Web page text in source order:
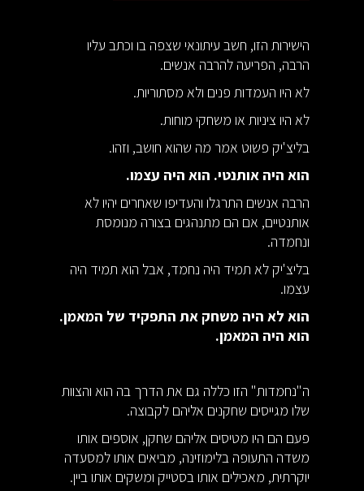
הישירות הזו, חשב עיתונאי שצפה בו וכתב עליו
הרבה, הפריעה להרבה אנשים.
לא היו העמדות פנים ולא מסתוריות.
לא היו ציניות או משחקי מוחות.
בליצ'יק פשוט אמר מה שהוא חושב, וזהו.
הוא היה אותנטי. הוא היה עצמו.
הרבה אנשים התרגלו והעדיפו שאחרים יהיו לא
אותנטיים, אם הם מתנהגים בצורה מנומסת
ונחמדה.
בליצ'יק לא תמיד היה נחמד, אבל הוא תמיד היה
עצמו.
הוא לא היה משחק את התפקיד של המאמן.
הוא היה המאמן.
ה"נחמדות" הזו כללה גם את הדרך בה הוא והצוות
שלו מגייסים שחקנים אליהם לקבוצה.
פעם הם היו מטיסים אליהם שחקן, אוספים אותו
משדה התעופה בלימוזינה, מביאים אותו למסעדה
יוקרתית, מאכילים אותו בסטייק ומשקים אותו ביין.